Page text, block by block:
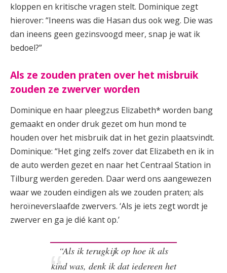
kloppen en kritische vragen stelt. Dominique zegt
hierover: “Ineens was die Hasan dus ook weg. Die was
dan ineens geen gezinsvoogd meer, snap je wat ik
bedoel?”
Als ze zouden praten over het misbruik
zouden ze zwerver worden
Dominique en haar pleegzus Elizabeth* worden bang
gemaakt en onder druk gezet om hun mond te
houden over het misbruik dat in het gezin plaatsvindt.
Dominique: “Het ging zelfs zover dat Elizabeth en ik in
de auto werden gezet en naar het Centraal Station in
Tilburg werden gereden. Daar werd ons aangewezen
waar we zouden eindigen als we zouden praten; als
heroïneverslaafde zwervers. ‘Als je iets zegt wordt je
zwerver en ga je dié kant op.’
“Als ik terugkijk op hoe ik als
kind was, denk ik dat iedereen het